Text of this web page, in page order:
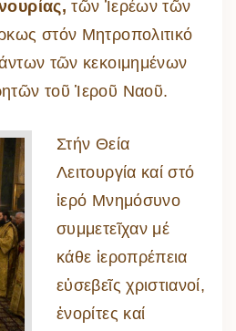
τῶν Ἱερέων τῶν
στόν Μητροπολιτικό
τῶν κεκοιμημένων
τοῦ Ἱεροῦ Ναοῦ.
Στήν Θεία
Λειτουργία καί στό
ἱερό Μνημόσυνο
συμμετεῖχαν μέ
κάθε ἱεροπρέπεια
εὐσεβεῖς χριστιανοί,
ἐνορίτες καί